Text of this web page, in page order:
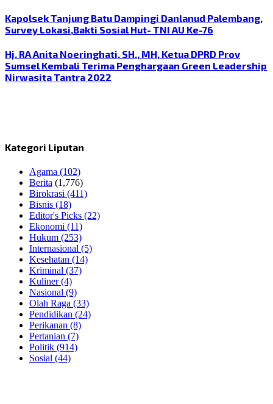
Kapolsek Tanjung Batu Dampingi Danlanud Palembang,
Survey Lokasi,Bakti Sosial Hut- TNI AU Ke-76
Hj. RA Anita Noeringhati, SH., MH, Ketua DPRD Prov
Sumsel Kembali Terima Penghargaan Green Leadership
Nirwasita Tantra 2022
Kategori Liputan
Agama (102)
Berita (1,776)
Birokrasi (411)
Bisnis (18)
Editor's Picks (22)
Ekonomi (11)
Hukum (253)
Internasional (5)
Kesehatan (14)
Kriminal (37)
Kuliner(4)
Nasional (9)
Olah Raga (33)
Pendidikan (24)
Perikanan (8)
Pertanian (7)
Politik (914)
Sosial (44)